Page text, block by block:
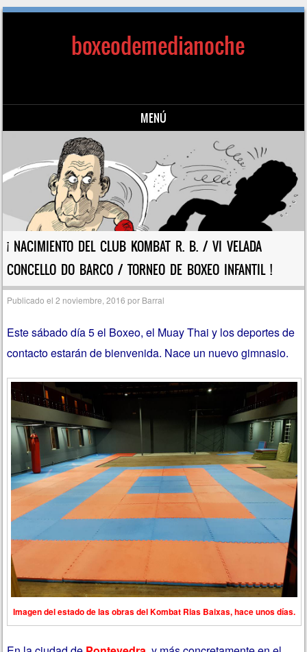
boxeodemedianoche
MENÚ
Saltar al contenido
¡ NACIMIENTO DEL CLUB KOMBAT R. B. / VI VELADA
CONCELLO DO BARCO / TORNEO DE BOXEO INFANTIL !
Publicado el2 noviembre, 2016 por Barral
Este sábado día 5 el Boxeo, el Muay Thai y los deportes de
contacto estarán de bienvenida. Nace un nuevo gimnasio.
Imagen del estado de las obras del Kombat Rias Baixas, hace unos días.